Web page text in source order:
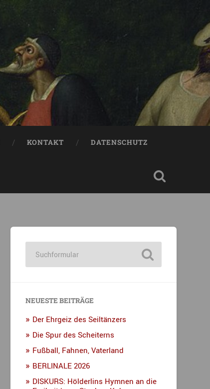
KONTAKT DATENSCHUTZ
NEUESTE BEITRÄGE
Der Ehrgeiz des Seiltänzers
Die Spur des Scheiterns
Fußball, Fahnen, Vaterland
BERLINALE 2026
DISKURS: Hölderlins Hymnen an die